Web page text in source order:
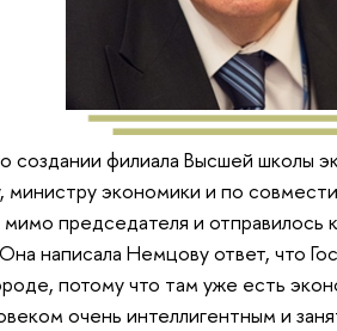
филиала Высшей школы
экономики и по
председателя и отправилось
написала Немцову ответ, что
потому что там уже есть
очень интеллигентным и